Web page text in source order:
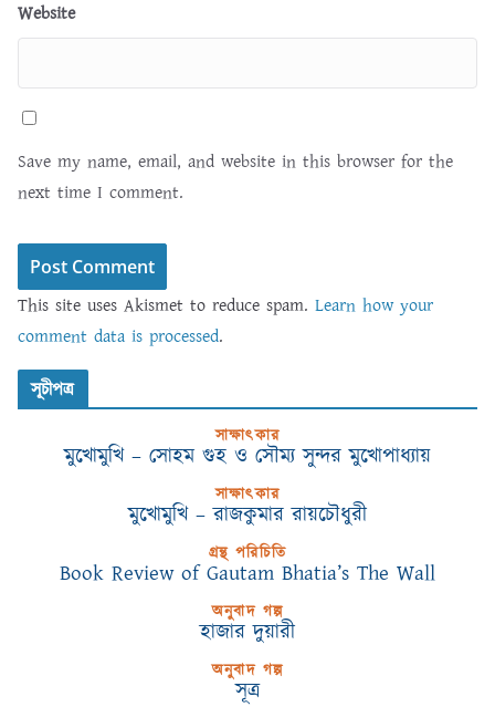
Website
Save my name, email, and website in this browser for the
next time I comment.
This site uses Akismet to reduce spam. Learn how your
comment data is processed.
সূচীপত্র
সাক্ষাৎকার
মুখোমুখি – সোহম গুহ ও সৌম্য সুন্দর মুখোপাধ্যায়
সাক্ষাৎকার
মুখোমুখি – রাজকুমার রায়চৌধুরী
গ্রন্থ পরিচিতি
Book Review of Gautam Bhatia’s The Wall
অনুবাদ গল্প
হাজার দুয়ারী
অনুবাদ গল্প
সূত্র